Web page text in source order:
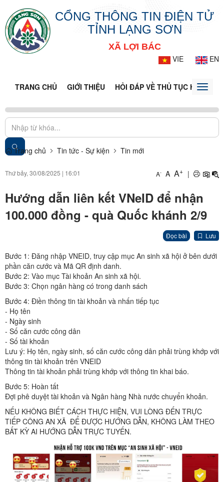
CỔNG THÔNG TIN ĐIỆN TỬ
TỈNH LẠNG SƠN
XÃ LỢI BÁC
VIE
EN
TRANG CHỦ GIỚI THIỆU HỎI ĐÁP VỀ THỦ TỤC HÀNHToggle
Trang chủ Tin tức - Sự kiện Tin mới
Thứ bảy, 30/08/2025 | 16:01 A- A A+ |
Hướng dẫn liên kết VNeID để nhận
100.000 đồng - quà Quốc khánh 2/9
Đọc bài Lưu
Bước 1: Đăng nhập VNEID, truy cập mục An sinh xã hội ở bên dưới
phần căn cước và Mã QR định danh.
Bước 2: Vào mục Tài khoản An sinh xã hội.
Bước 3: Chọn ngân hàng có trong danh sách
Bước 4: Điền thông tin tài khoản và nhấn tiếp tục
- Họ tên
- Ngày sinh
- Số căn cước công dân
- Số tài khoản
Lưu ý: Họ tên, ngày sinh, số căn cước công dân phải trùng khớp với
thông tin tài khoản trên VNEID
Thông tin tài khoản phải trùng khớp với thông tin khai báo.
Bước 5: Hoàn tất
Đợi phê duyệt tài khoản và Ngân hàng Nhà nước chuyển khoản.
NẾU KHÔNG BIẾT CÁCH THỰC HIỆN, VUI LÒNG ĐẾN TRỰC
TIẾP CÔNG AN XÃ ĐỂ ĐƯỢC HƯỚNG DẪN, KHÔNG LÀM THEO
BẤT KỲ AI HƯỚNG DẪN TRỰC TUYẾN.